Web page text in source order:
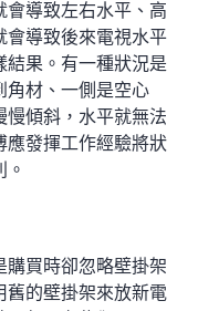
會導致左右水平、高
會導致後來電視水平
結果。有一種狀況是
角材、一側是空心
慢傾斜，水平就無法
應發揮工作經驗將狀
購買時卻忽略壁掛架
舊的壁掛架來放新電